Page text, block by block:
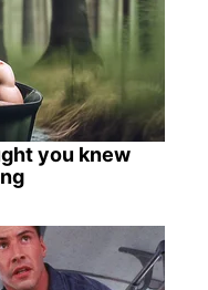
you knew